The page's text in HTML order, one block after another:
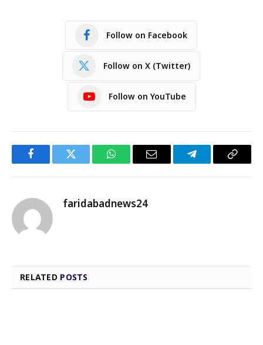
Follow on Facebook
Follow on X (Twitter)
Follow on YouTube
FacebookTwitter WhatsAppEmail TelegramCopy
faridabadnews24
RELATED POSTS